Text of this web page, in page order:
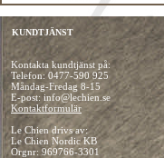
KUNDTJÄNST
Kontakta kundtjänst på:
Telefon:0477-590 925
Måndag-Fredag 8-15
E-post: info@lechien.se
Kontaktformulär
Le Chien drivs av:
Le Chien Nordic KB
Orgnr: 969766-3301